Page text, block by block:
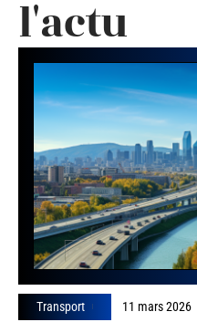
l'actu
Transport 11 mars 2026